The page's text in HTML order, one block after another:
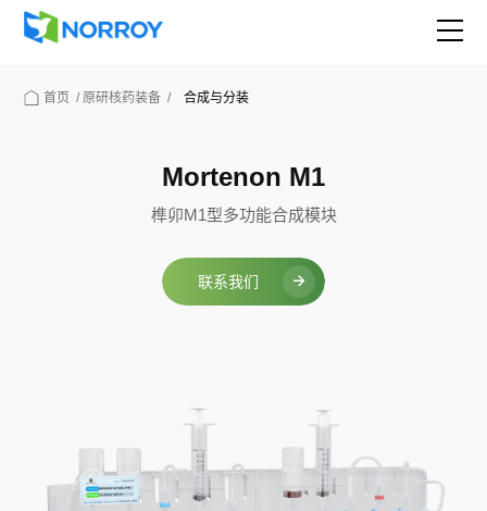
首页 / 原研核药装备 / 合成与分装
Mortenon M1
榫卯M1型多功能合成模块
联系我们